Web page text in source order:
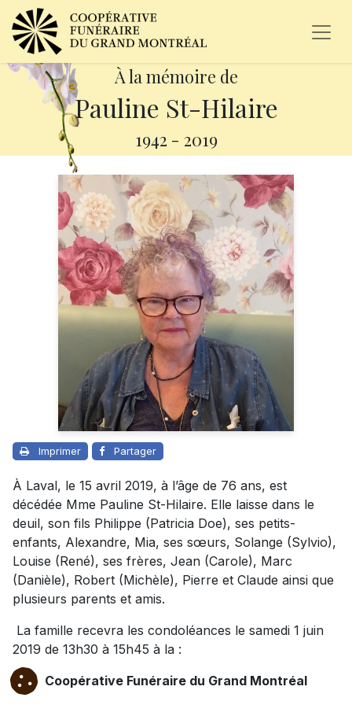
À la mémoire de
Pauline St-Hilaire
1942 - 2019
Imprimer Partager
À Laval, le 15 avril 2019, à l’âge de 76 ans, est
décédée Mme Pauline St-Hilaire. Elle laisse dans le
deuil, son fils Philippe (Patricia Doe), ses petits-
enfants, Alexandre, Mia, ses sœurs, Solange (Sylvio),
Louise (René), ses frères, Jean (Carole), Marc
(Danièle), Robert (Michèle), Pierre et Claude ainsi que
plusieurs parents et amis.
La famille recevra les condoléances le samedi 1 juin
2019 de 13h30 à 15h45 à la :
Coopérative Funéraire du Grand Montréal